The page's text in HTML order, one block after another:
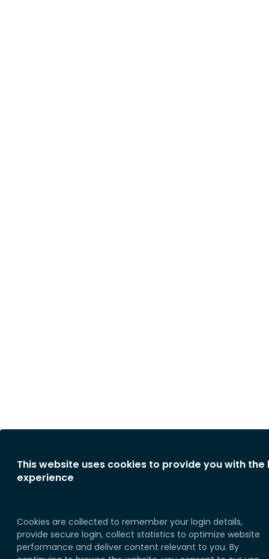
This website uses cookies to provide you with the
experience
Cookies are collected to remember your login details,
provide secure login, collect statistics to optimize website
performance and deliver content relevant to you. By